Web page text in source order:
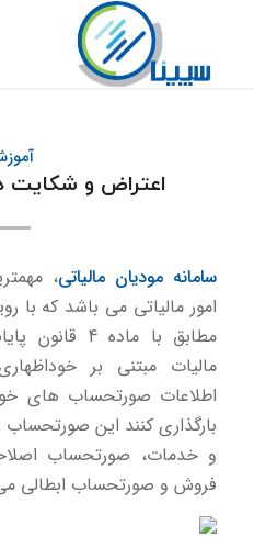
اعتراض و شکایت
سامانه مودیان مالیاتی،
امور مالیاتی می باشد كه با
مطابق با
مالیات مبتنی بر
اطلاعات صورتحساب های
بارگذاری كنند این
و خدمات، صورتحساب
فروش و صورتحساب ابطالی